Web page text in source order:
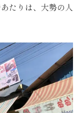
たりは、大勢の人